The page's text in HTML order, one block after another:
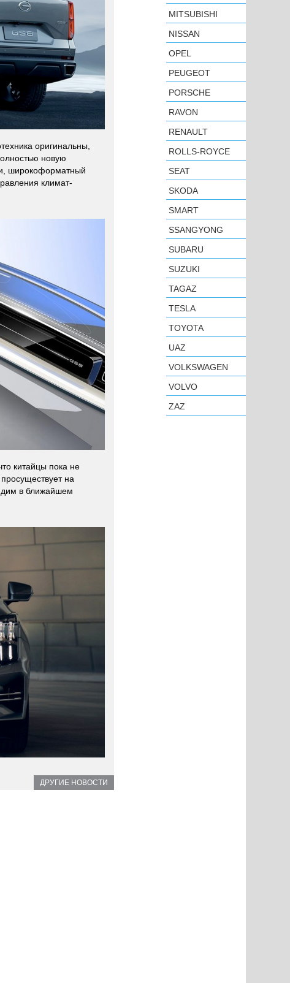
оригинальны,
новую
широкоформатный
климат-
китайцы пока не
на
в ближайшем
ДРУГИЕ НОВОСТИ
MITSUBISHI
NISSAN
OPEL
PEUGEOT
PORSCHE
RAVON
RENAULT
ROLLS-ROYCE
SEAT
SKODA
SMART
SSANGYONG
SUBARU
SUZUKI
TAGAZ
TESLA
TOYOTA
UAZ
VOLKSWAGEN
VOLVO
ZAZ